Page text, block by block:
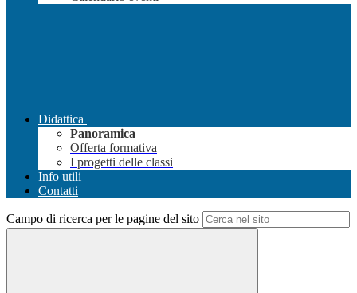
Didattica
Panoramica
Offerta formativa
I progetti delle classi
Info utili
Contatti
Campo di ricerca per le pagine del sito